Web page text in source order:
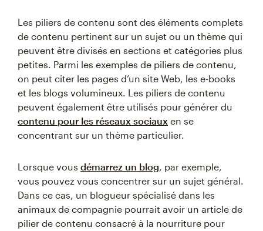
Les piliers de contenu sont des éléments complets
de contenu pertinent sur un sujet ou un thème qui
peuvent être divisés en sections et catégories plus
petites. Parmi les exemples de piliers de contenu,
on peut citer les pages d’un site Web, les e-books
et les blogs volumineux. Les piliers de contenu
peuvent également être utilisés pour générer du
contenu pour les réseaux sociaux en se
concentrant sur un thème particulier.
Lorsque vous démarrez un blog, par exemple,
vous pouvez vous concentrer sur un sujet général.
Dans ce cas, un blogueur spécialisé dans les
animaux de compagnie pourrait avoir un article de
pilier de contenu consacré à la nourriture pour